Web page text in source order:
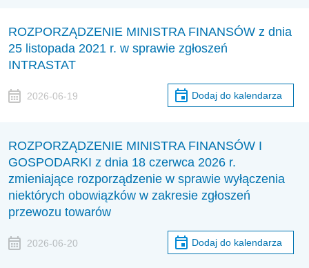
ROZPORZĄDZENIE MINISTRA FINANSÓW z dnia
25 listopada 2021 r. w sprawie zgłoszeń
INTRASTAT
2026-06-19 Dodaj do kalendarza
ROZPORZĄDZENIE MINISTRA FINANSÓW I
GOSPODARKI z dnia 18 czerwca 2026 r.
zmieniające rozporządzenie w sprawie wyłączenia
niektórych obowiązków w zakresie zgłoszeń
przewozu towarów
2026-06-20 Dodaj do kalendarza